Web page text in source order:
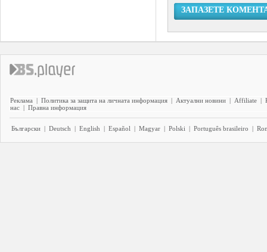
ЗАПАЗЕТЕ
Реклама | Политика за защита на личната информация | Актуални новини | Affiliate |
нас | Правна информация
Български | Deutsch | English | Español | Magyar | Polski | Português brasileiro |